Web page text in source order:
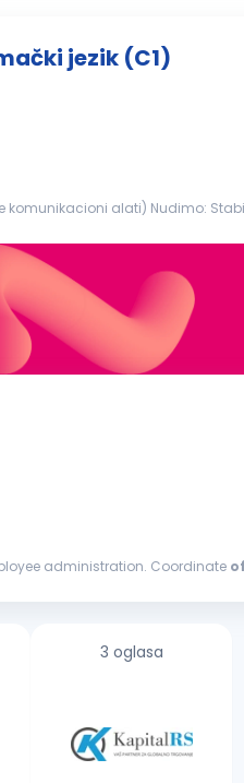
jezik (C1)
Nudimo: Stabilno, dugoročno zaposlenje Dinamično i izazovno radno okruženje
administration. Coordinate
3 oglasa